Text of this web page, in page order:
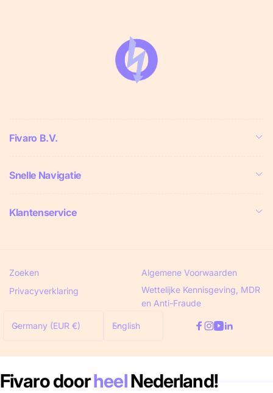
Fivaro B.V.
Snelle Navigatie
Klantenservice
Zoeken
Algemene Voorwaarden
Privacyverklaring
Wettelijke Kennisgeving, MDR
en Anti-Fraude
C
u
t
Germany (EUR €)
L
n
u
English
Facebook
Instagram
YouTube
Linkedin
Fivaro doorheelNederland!